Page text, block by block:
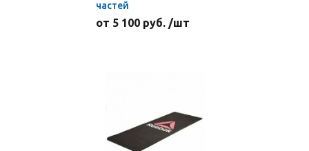
частей
от 5 100 руб. /шт